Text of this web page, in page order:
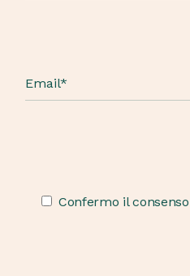
Confermo il